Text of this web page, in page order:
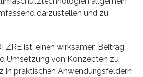
darzustellen und zu
ZRE ist, einen wirksamen Beitrag
Umsetzung von Konzepten zu
in praktischen Anwendungsfeldern